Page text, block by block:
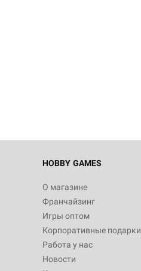
HOBBY GAMES
О магазине
Франчайзинг
Игры оптом
Корпоративные подарки
Работа у нас
Новости